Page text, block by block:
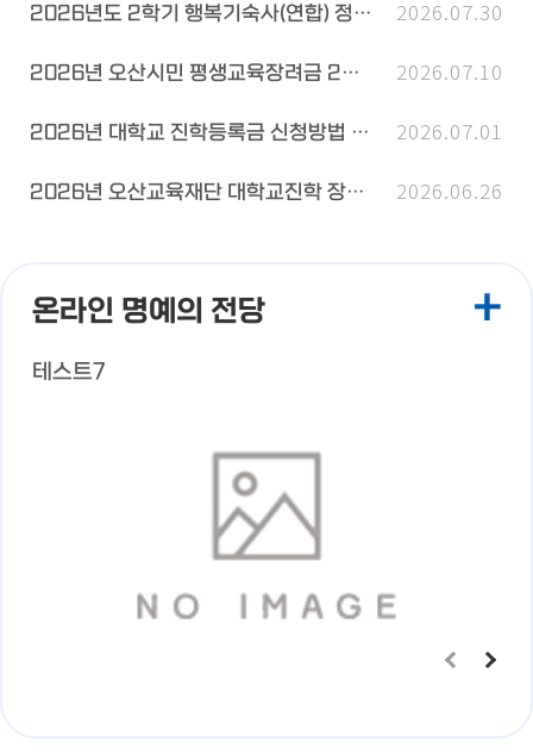
2026.07.30
2026년도 2학기 행복기숙사(연합) 정규신청 일정 안내
2026.07.10
2026년 오산시민 평생교육장려금 2차 추가 이용자 명단 안내
2026.07.01
2026년 대학교 진학등록금 신청방법 안내
2026.06.26
2026년 오산교육재단 대학교진학 장학 선발 공고
온라인 명예의 전당 +
테스트7